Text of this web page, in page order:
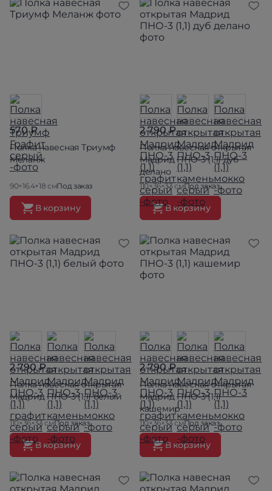
570 ₽
Полка навесная Триумф
Меланж
90×16.4×18 смПод заказ
В корзину
2 790 ₽
Полка навесная открытая
Мадрид ПНО-3 (1,1) дуб
делано
110×36×33 смПод заказ
В корзину
2 790 ₽
Полка навесная открытая
Мадрид ПНО-3 (1,1) белый
110×36×33 смПод заказ
В корзину
2 790 ₽
Полка навесная открытая
Мадрид ПНО-3 (1,1)
кашемир
110×36×33 смПод заказ
В корзину